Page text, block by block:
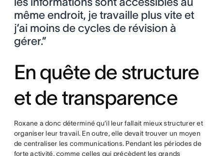
même endroit, je travaille plus vite et
j’ai moins de cycles de révision à
gérer.”
En quête de structure
et de transparence
Roxane a donc déterminé qu’il leur fallait mieux structurer et
organiser leur travail. En outre, elle devait trouver un moyen
de centraliser les communications. Pendant les périodes de
forte activité, comme celles qui précèdent les grands